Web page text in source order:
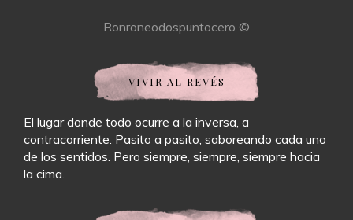
Ronroneodospuntocero ©
VIVIR AL REVÉS
El lugar donde todo ocurre a la inversa, a
contracorriente. Pasito a pasito, saboreando cada uno
de los sentidos. Pero siempre, siempre, siempre hacia
la cima.